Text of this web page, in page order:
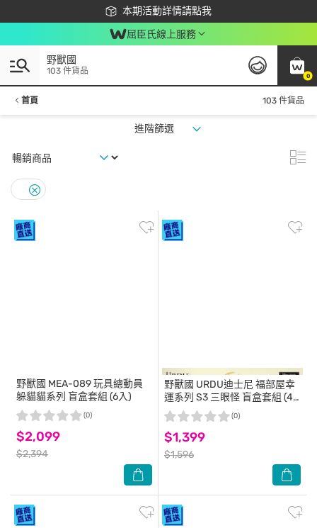
本期活動詳情請點我
下載app最高回饋$350
屈臣氏線上服務
0
野獸國
103 件貨品
首頁 103 件貨品
進階篩選
野獸國 MEA-089 玩具總動員
躲貓貓系列 盲盒套組 (6入)
$2,099
$2,394
(0)
野獸國 URDU迪士尼 福部屋幸
運系列 S3 三眼怪 盲盒套組 (4
入)
$1,399
$1,596
(0)